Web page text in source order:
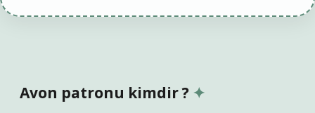
Avon patronu kimdir ?